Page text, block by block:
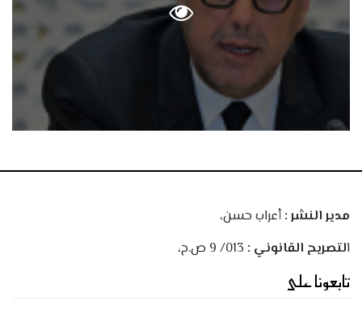
مدير النشر :أعراب حسن،
التصريح القانوني :
تابعونا على